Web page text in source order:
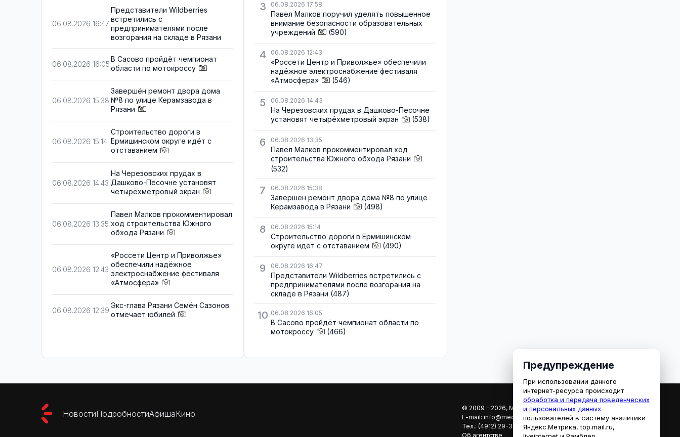
06.08.2026 16:47
Представители Wildberries
встретились с
предпринимателями после
возгорания на складе в Рязани
06.08.2026 16:05
В Сасово пройдёт чемпионат
области по мотокроссу
06.08.2026 15:38
Завершён ремонт двора дома
№8 по улице Керамзавода в
Рязани
06.08.2026 15:14
Строительство дороги в
Ермишинском округе идёт с
отставанием
06.08.2026 14:43
На Черезовских прудах в
Дашково-Песочне установят
четырёхметровый экран
06.08.2026 13:35
Павел Малков прокомментировал
ход строительства Южного
обхода Рязани
06.08.2026 12:43
«Россети Центр и Приволжье»
обеспечили надёжное
электроснабжение фестиваля
«Атмосфера»
06.08.2026 12:39
Экс-глава Рязани Семён Сазонов
отмечает юбилей
3 06.08.2026 17:58
Павел Малков поручил уделять повышенное
внимание безопасности образовательных
учреждений
(590)
4 06.08.2026 12:43
«Россети Центр и Приволжье» обеспечили
надёжное электроснабжение фестиваля
«Атмосфера»
(546)
5 06.08.2026 14:43
На Черезовских прудах в Дашково-Песочне
установят четырёхметровый экран
(538)
6 06.08.2026 13:35
Павел Малков прокомментировал ход
строительства Южного обхода Рязани
(532)
7 06.08.2026 15:38
Завершён ремонт двора дома №8 по улице
Керамзавода в Рязани
(498)
8 06.08.2026 15:14
Строительство дороги в Ермишинском
округе идёт с отставанием
(490)
9 06.08.2026 16:47
Представители Wildberries встретились с
предпринимателями после возгорания на
складе в Рязани (487)
10 06.08.2026 16:05
В Сасово пройдёт чемпионат области по
мотокроссу
(466)
НовостиПодробностиАфишаКино
© 2009 - 2026, МЕДИАРЯЗАНЬ
E-mail: info@mediaryazan.ru,reklama@mediaryazan.ru
Тел.: (4912) 29-33-66
Об агентстве
Предупреждение
При использовании данного
интернет-ресурса происходит
обработка и передача поведенческих
и персональных данных
пользователей в систему аналитики
Яндекс.Метрика, top.mail.ru,